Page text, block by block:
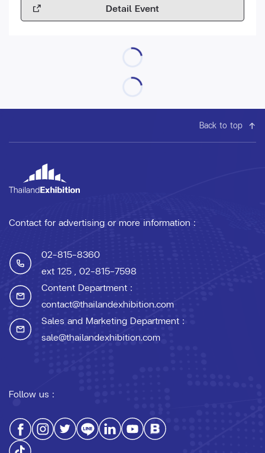
Detail Event
Back to top
Contact for advertising or more information :
02-815-8360
ext 125 , 02-815-7598
Content Department :
contact@thailandexhibition.com
Sales and Marketing Department :
sale@thailandexhibition.com
Follow us :